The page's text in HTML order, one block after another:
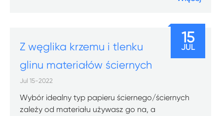
Z węglika krzemu i tlenku
glinu materiałów ściernych
Jul 15-2022
Wybór idealny typ papieru ściernego/ściernych
zależy od materiału używasz go na, a
15
JUL